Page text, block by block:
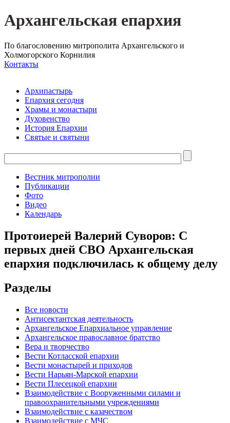
Архангельская епархия
По благословению митрополита Архангельского и
Холмогорского Корнилия
Контакты
Архипастырь
Епархия сегодня
Храмы и монастыри
Духовенство
История Епархии
Святые и святыни
Вестник митрополии
Публикации
Фото
Видео
Календарь
Протоиерей Валерий Суворов: С
первых дней СВО Архангельская
епархия подключилась к общему делу
Разделы
Все новости
Антисектантская деятельность
Архангельское Епархиальное управление
Архангельское православное братство
Вера и творчество
Вести Котласской епархии
Вести монастырей и приходов
Вести Нарьян-Марской епархии
Вести Плесецкой епархии
Взаимодействие с Вооруженными силами и
правоохранительными учреждениями
Взаимодействие с казачеством
Взаимодействие с МЧС